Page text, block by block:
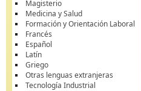
Magisterio
Medicina y Salud
Formación y Orientación Laboral
Francés
Español
Latín
Griego
Otras lenguas extranjeras
Tecnología Industrial